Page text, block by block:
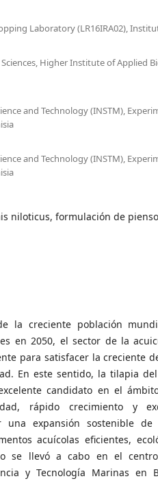
Laboratory (LR16IRA02),
Higher Institute of Applied
and Technology (INSTM),
and Technology (INSTM),
niloticus, formulación de
la creciente población
en 2050, el sector de la
para satisfacer la creciente
En este sentido, la tilapia
candidato en el
rápido crecimiento y
una expansión sostenible
acuícolas eficientes,
se llevó a cabo en el
y Tecnología Marinas en